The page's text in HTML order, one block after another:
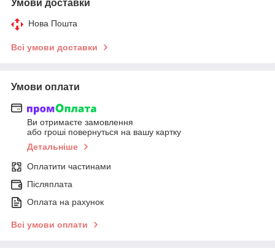
Умови доставки
Нова Пошта
Всі умови доставки
Умови оплати
Ви отримаєте замовлення
або гроші повернуться на вашу картку
Детальніше
Оплатити частинами
Післяплата
Оплата на рахунок
Всі умови оплати